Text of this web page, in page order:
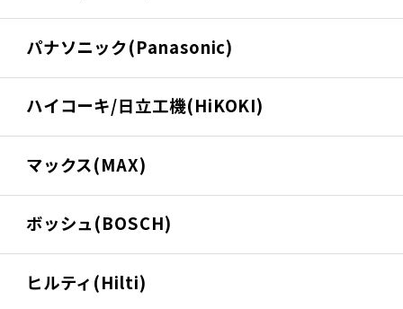
パナソニック(Panasonic)
ハイコーキ/日立工機(HiKOKI)
マックス(MAX)
ボッシュ(BOSCH)
ヒルティ(Hilti)